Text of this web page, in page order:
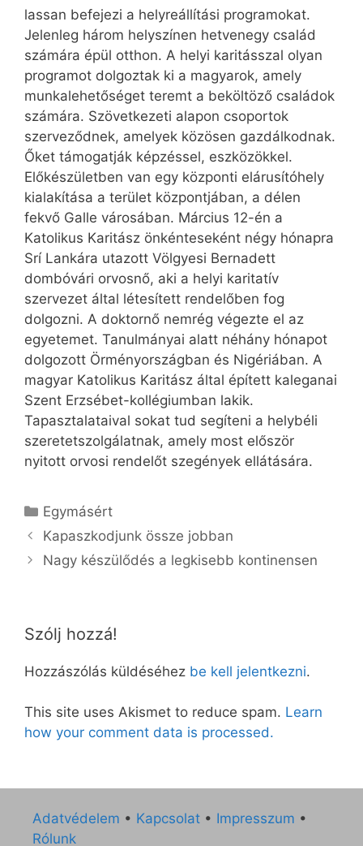
lassan befejezi a helyreállítási programokat.
Jelenleg három helyszínen hetvenegy család
számára épül otthon. A helyi karitásszal olyan
programot dolgoztak ki a magyarok, amely
munkalehetőséget teremt a beköltöző családok
számára. Szövetkezeti alapon csoportok
szerveződnek, amelyek közösen gazdálkodnak.
Őket támogatják képzéssel, eszközökkel.
Előkészületben van egy központi elárusítóhely
kialakítása a terület központjában, a délen
fekvő Galle városában. Március 12-én a
Katolikus Karitász önkénteseként négy hónapra
Srí Lankára utazott Völgyesi Bernadett
dombóvári orvosnő, aki a helyi karitatív
szervezet által létesített rendelőben fog
dolgozni. A doktornő nemrég végezte el az
egyetemet. Tanulmányai alatt néhány hónapot
dolgozott Örményországban és Nigériában. A
magyar Katolikus Karitász által épített kaleganai
Szent Erzsébet-kollégiumban lakik.
Tapasztalataival sokat tud segíteni a helybéli
szeretetszolgálatnak, amely most először
nyitott orvosi rendelőt szegények ellátására.
Kategória
Egymásért
Kapaszkodjunk össze jobban
Nagy készülődés a legkisebb kontinensen
Szólj hozzá!
Hozzászólás küldéséhez be kell jelentkezni.
This site uses Akismet to reduce spam. Learn
how your comment data is processed.
Adatvédelem • Kapcsolat • Impresszum •
Rólunk